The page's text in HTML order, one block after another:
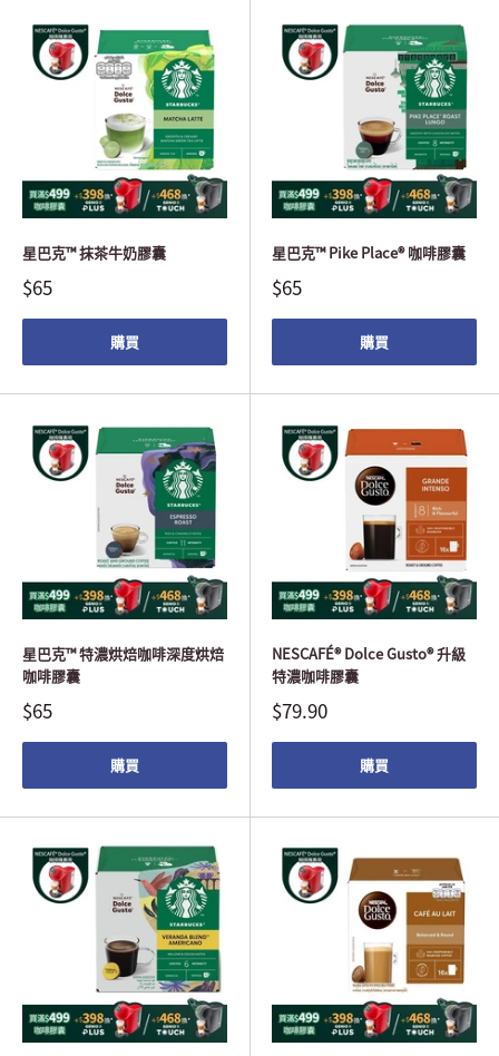
星巴克™ 抹茶牛奶膠囊
$65
購買
星巴克™ Pike Place® 咖啡膠囊
$65
購買
星巴克™ 特濃烘焙咖啡深度烘焙
咖啡膠囊
$65
購買
NESCAFÉ® Dolce Gusto® 升級
特濃咖啡膠囊
$79.90
購買